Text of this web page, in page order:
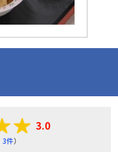
3.0
3件）